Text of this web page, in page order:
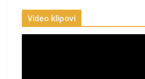
Video klipovi